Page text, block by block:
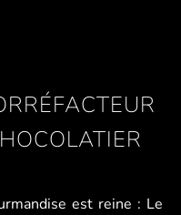
est reine : Le